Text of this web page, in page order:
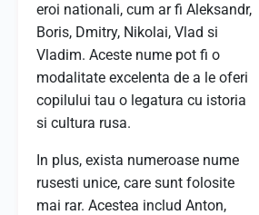
eroi nationali, cum ar fi Aleksandr,
Boris, Dmitry, Nikolai, Vlad si
Vladim. Aceste nume pot fi o
modalitate excelenta de a le oferi
copilului tau o legatura cu istoria
si cultura rusa.
In plus, exista numeroase nume
rusesti unice, care sunt folosite
mai rar. Acestea includ Anton,